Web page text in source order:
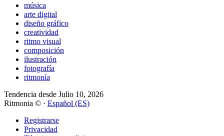
música
arte digital
diseño gráfico
creatividad
ritmo visual
composición
ilustración
fotografía
ritmonía
Tendencia desde Julio 10, 2026
Ritmonia © · Español (ES)
Registrarse
Privacidad